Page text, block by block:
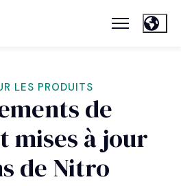
LES PRODUITS
de
mises à jour
de Nitro